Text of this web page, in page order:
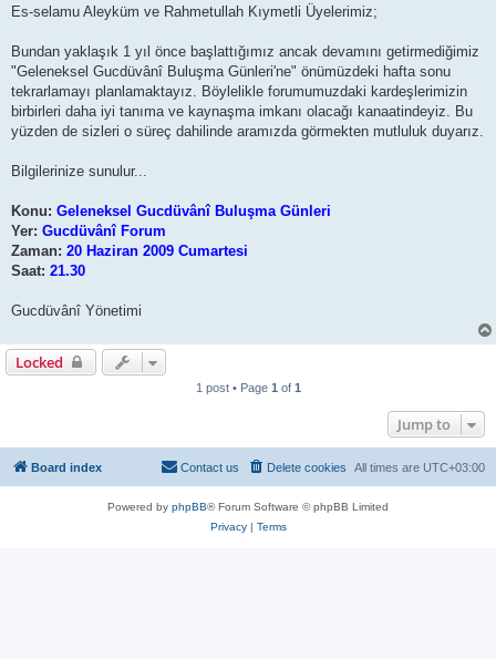
s
Es-selamu Aleyküm ve Rahmetullah Kıymetli Üyelerimiz;
Bundan yaklaşık 1 yıl önce başlattığımız ancak devamını getirmediğimiz
"Geleneksel Gucdüvânî Buluşma Günleri'ne" önümüzdeki hafta sonu
tekrarlamayı planlamaktayız. Böylelikle forumumuzdaki kardeşlerimizin
birbirleri daha iyi tanıma ve kaynaşma imkanı olacağı kanaatindeyiz. Bu
yüzden de sizleri o süreç dahilinde aramızda görmekten mutluluk duyarız.
Bilgilerinize sunulur...
Konu: Geleneksel Gucdüvânî Buluşma Günleri
Yer: Gucdüvânî Forum
Zaman: 20 Haziran 2009 Cumartesi
Saat: 21.30
Gucdüvânî Yönetimi
Locked
1 post • Page 1 of 1
Jump to
Board index All times are UTC+03:00
Delete cookies
Contact us
Powered by phpBB® Forum Software © phpBB Limited
Privacy| Terms